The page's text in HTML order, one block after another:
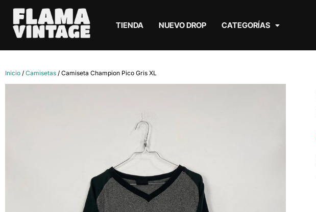
TIENDA NUEVO DROP CATEGORÍAS
Inicio / Camisetas / Camiseta Champion Pico Gris XL